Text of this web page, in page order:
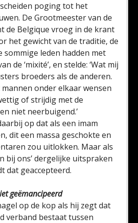
poging tot het
De Grootmeester van de
de Belgique vroeg in de krant
het gewicht van de traditie, de
sommige leden hadden met
de ‘mixité’, en stelde: ‘Wat mij
broeders als de anderen.
onder elkaar wensen
of strijdig met de
niet neerbuigend.’
op dat als een imam
dit een massa geschokte en
zou uitlokken. Maar als
bij ons’ dergelijke uitspraken
dat geaccepteerd.
geëmancipeerd
op de kop als hij zegt dat
verband bestaat tussen